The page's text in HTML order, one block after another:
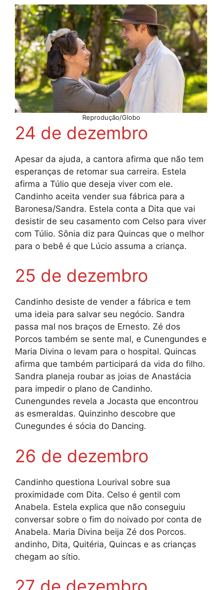
Reprodução/Globo
24 de dezembro
Apesar da ajuda, a cantora afirma que não tem
esperanças de retomar sua carreira. Estela
afirma a Túlio que deseja viver com ele.
Candinho aceita vender sua fábrica para a
Baronesa/Sandra. Estela conta a Dita que vai
desistir de seu casamento com Celso para viver
com Túlio. Sônia diz para Quincas que o melhor
para o bebê é que Lúcio assuma a criança.
25 de dezembro
Candinho desiste de vender a fábrica e tem
uma ideia para salvar seu negócio. Sandra
passa mal nos braços de Ernesto. Zé dos
Porcos também se sente mal, e Cunengundes e
Maria Divina o levam para o hospital. Quincas
afirma que também participará da vida do filho.
Sandra planeja roubar as joias de Anastácia
para impedir o plano de Candinho.
Cunengundes revela a Jocasta que encontrou
as esmeraldas. Quinzinho descobre que
Cunegundes é sócia do Dancing.
26 de dezembro
Candinho questiona Lourival sobre sua
proximidade com Dita. Celso é gentil com
Anabela. Estela explica que não conseguiu
conversar sobre o fim do noivado por conta de
Anabela. Maria Divina beija Zé dos Porcos.
andinho, Dita, Quitéria, Quincas e as crianças
chegam ao sítio.